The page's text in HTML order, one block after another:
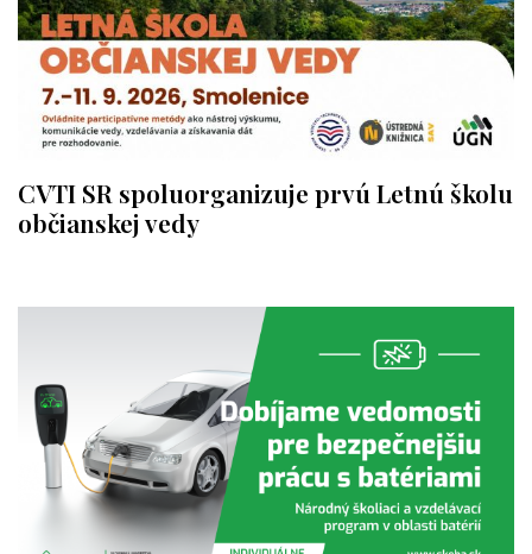
CVTI SR spoluorganizuje prvú Letnú školu
občianskej vedy